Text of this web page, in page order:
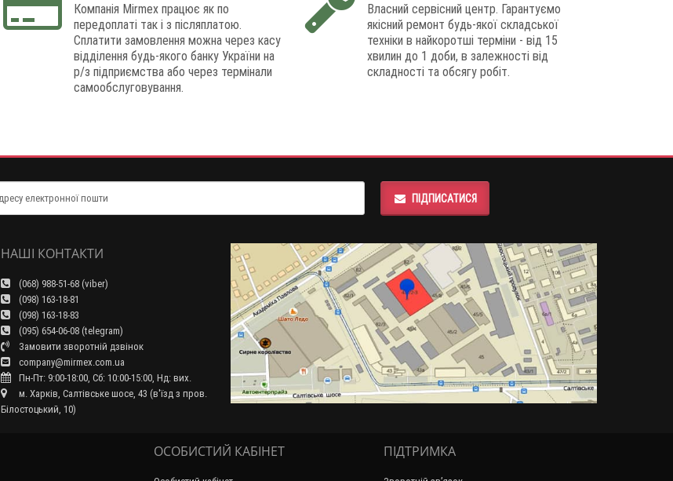
Компанія Mirmex працює як по
передоплаті так і з післяплатою.
Сплатити замовлення можна через касу
відділення будь-якого банку України на
р/з підприємства або через термінали
самообслуговування.
Власний сервісний центр. Гарантуємо
якісний ремонт будь-якої складської
техніки в найкоротші терміни - від 15
хвилин до 1 доби, в залежності від
складності та обсягу робіт.
ПІДПИСАТИСЯ
НАШІ КОНТАКТИ
(068) 988-51-68 (viber)
(098) 163-18-81
(098) 163-18-83
(095) 654-06-08 (telegram)
Замовити зворотній дзвінок
company@mirmex.com.ua
Пн-Пт: 9:00-18:00, Сб: 10:00-15:00, Нд: вих.
м. Харків, Салтівське шосе, 43 (в'їзд з пров.
Білостоцький, 10)
ОСОБИСТИЙ КАБІНЕТ ПІДТРИМКА